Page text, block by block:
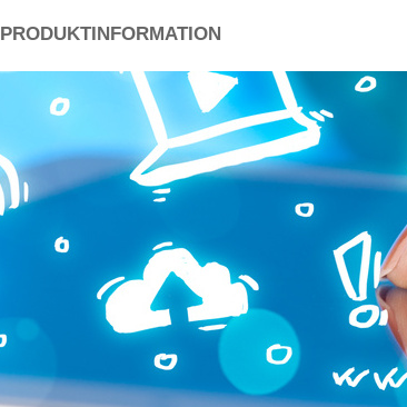
PRODUKTINFORMATION